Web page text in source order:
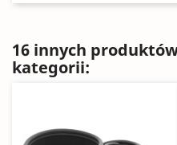
16 innych
kategorii: